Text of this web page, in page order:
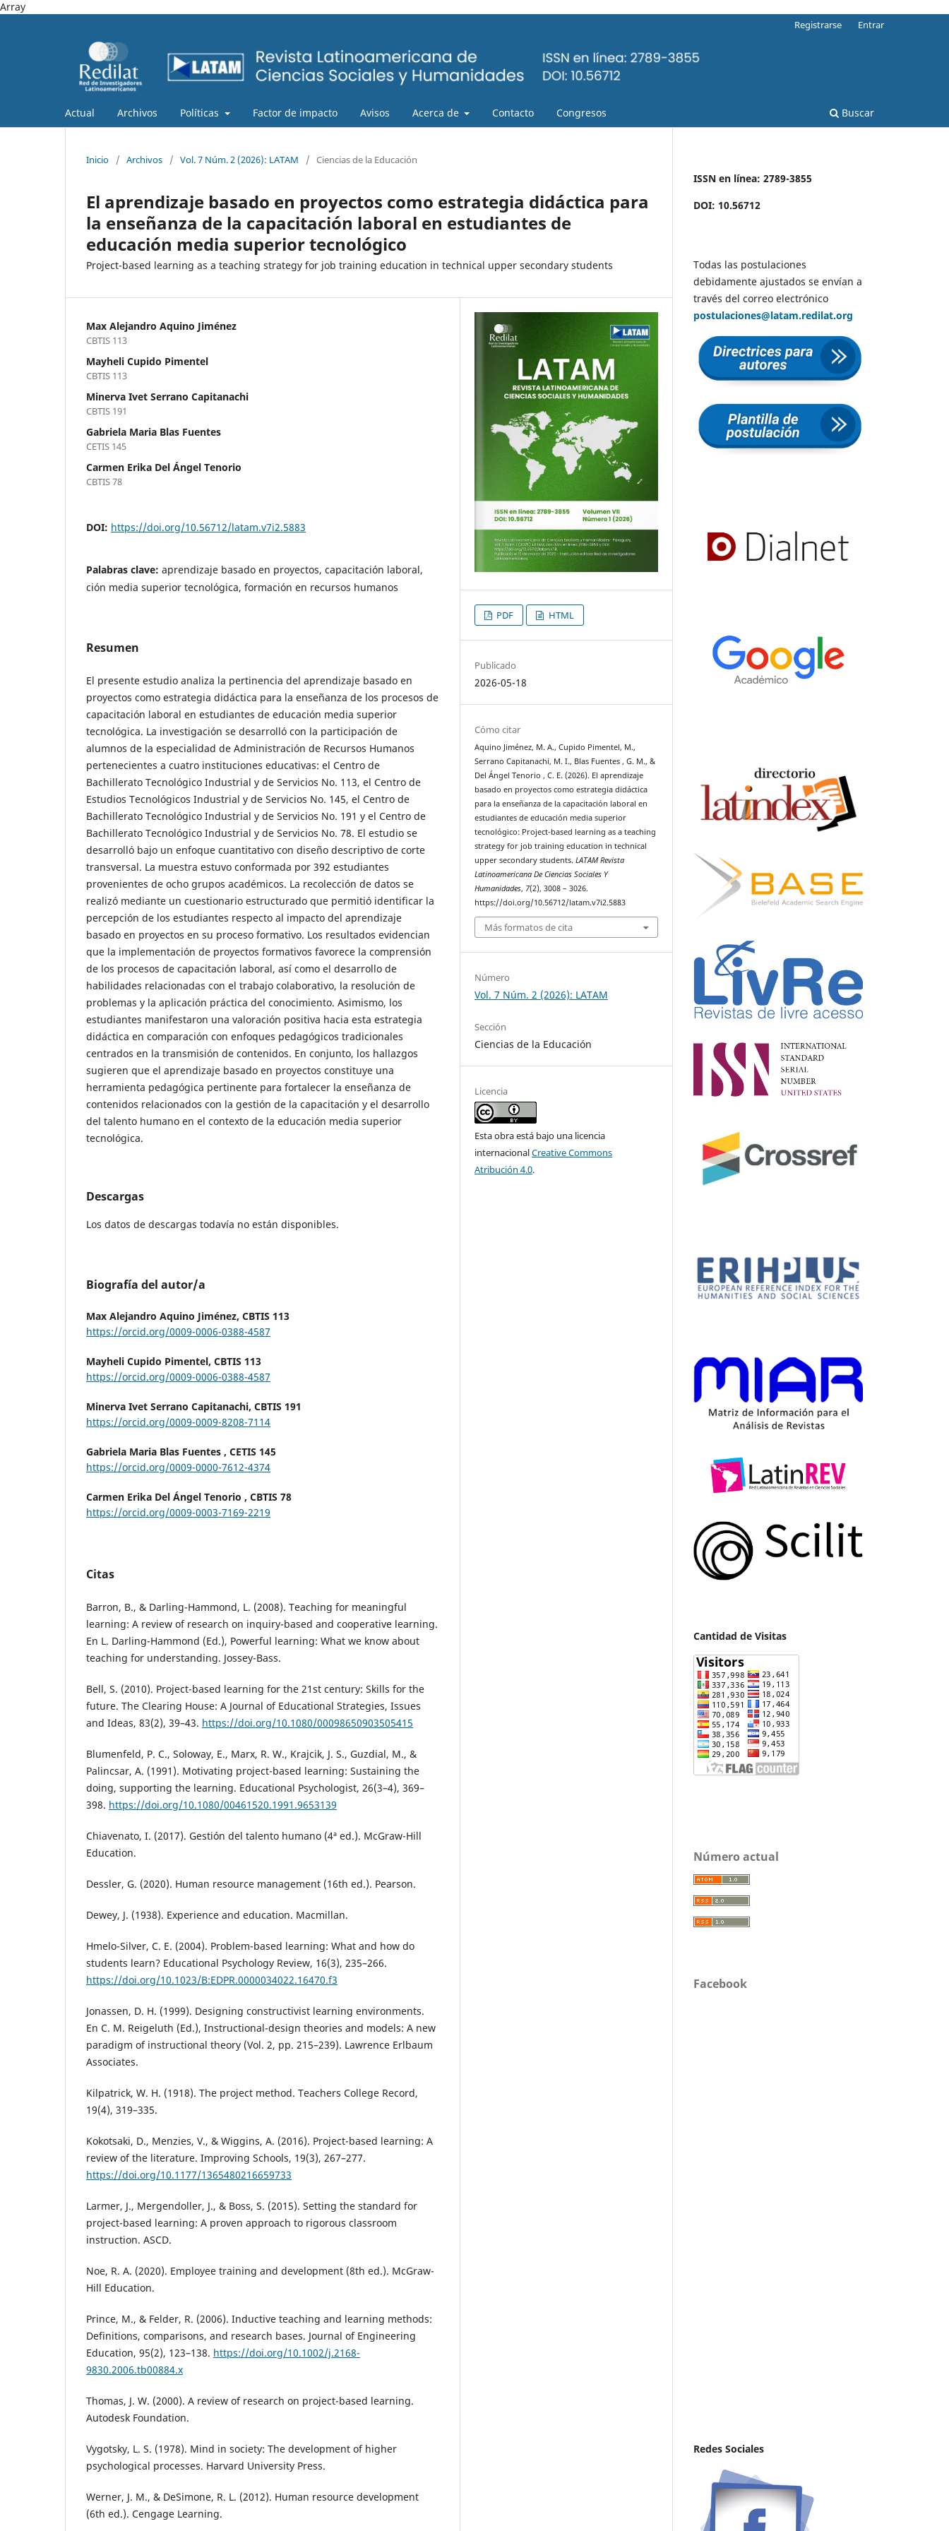
Array
Actual Archivos Políticas Factor de impacto Avisos Acerca de Contacto Congresos Buscar
Registrarse Entrar
Inicio / Archivos / Vol. 7 Núm. 2 (2026): LATAM / Ciencias de la Educación
El aprendizaje basado en proyectos como estrategia didáctica para
la enseñanza de la capacitación laboral en estudiantes de
educación media superior tecnológico
Project-based learning as a teaching strategy for job training education in technical upper secondary students
Max Alejandro Aquino Jiménez
CBTIS 113
Mayheli Cupido Pimentel
CBTIS 113
Minerva Ivet Serrano Capitanachi
CBTIS 191
Gabriela Maria Blas Fuentes
CETIS 145
Carmen Erika Del Ángel Tenorio
CBTIS 78
DOI: https://doi.org/10.56712/latam.v7i2.5883
Palabras clave: aprendizaje basado en proyectos, capacitación laboral,
ción media superior tecnológica, formación en recursos humanos
Resumen
El presente estudio analiza la pertinencia del aprendizaje basado en
proyectos como estrategia didáctica para la enseñanza de los procesos de
capacitación laboral en estudiantes de educación media superior
tecnológica. La investigación se desarrolló con la participación de
alumnos de la especialidad de Administración de Recursos Humanos
pertenecientes a cuatro instituciones educativas: el Centro de
Bachillerato Tecnológico Industrial y de Servicios No. 113, el Centro de
Estudios Tecnológicos Industrial y de Servicios No. 145, el Centro de
Bachillerato Tecnológico Industrial y de Servicios No. 191 y el Centro de
Bachillerato Tecnológico Industrial y de Servicios No. 78. El estudio se
desarrolló bajo un enfoque cuantitativo con diseño descriptivo de corte
transversal. La muestra estuvo conformada por 392 estudiantes
provenientes de ocho grupos académicos. La recolección de datos se
realizó mediante un cuestionario estructurado que permitió identificar la
percepción de los estudiantes respecto al impacto del aprendizaje
basado en proyectos en su proceso formativo. Los resultados evidencian
que la implementación de proyectos formativos favorece la comprensión
de los procesos de capacitación laboral, así como el desarrollo de
habilidades relacionadas con el trabajo colaborativo, la resolución de
problemas y la aplicación práctica del conocimiento. Asimismo, los
estudiantes manifestaron una valoración positiva hacia esta estrategia
didáctica en comparación con enfoques pedagógicos tradicionales
centrados en la transmisión de contenidos. En conjunto, los hallazgos
sugieren que el aprendizaje basado en proyectos constituye una
herramienta pedagógica pertinente para fortalecer la enseñanza de
contenidos relacionados con la gestión de la capacitación y el desarrollo
del talento humano en el contexto de la educación media superior
tecnológica.
Descargas
Los datos de descargas todavía no están disponibles.
Biografía del autor/a
Max Alejandro Aquino Jiménez, CBTIS 113
https://orcid.org/0009-0006-0388-4587
Mayheli Cupido Pimentel, CBTIS 113
https://orcid.org/0009-0006-0388-4587
Minerva Ivet Serrano Capitanachi, CBTIS 191
https://orcid.org/0009-0009-8208-7114
Gabriela Maria Blas Fuentes , CETIS 145
https://orcid.org/0009-0000-7612-4374
Carmen Erika Del Ángel Tenorio , CBTIS 78
https://orcid.org/0009-0003-7169-2219
Citas
Barron, B., & Darling-Hammond, L. (2008). Teaching for meaningful
learning: A review of research on inquiry-based and cooperative learning.
En L. Darling-Hammond (Ed.), Powerful learning: What we know about
teaching for understanding. Jossey-Bass.
Bell, S. (2010). Project-based learning for the 21st century: Skills for the
future. The Clearing House: A Journal of Educational Strategies, Issues
and Ideas, 83(2), 39–43. https://doi.org/10.1080/00098650903505415
Blumenfeld, P. C., Soloway, E., Marx, R. W., Krajcik, J. S., Guzdial, M., &
Palincsar, A. (1991). Motivating project-based learning: Sustaining the
doing, supporting the learning. Educational Psychologist, 26(3–4), 369–
398. https://doi.org/10.1080/00461520.1991.9653139
Chiavenato, I. (2017). Gestión del talento humano (4ª ed.). McGraw-Hill
Education.
Dessler, G. (2020). Human resource management (16th ed.). Pearson.
Dewey, J. (1938). Experience and education. Macmillan.
Hmelo-Silver, C. E. (2004). Problem-based learning: What and how do
students learn? Educational Psychology Review, 16(3), 235–266.
https://doi.org/10.1023/B:EDPR.0000034022.16470.f3
Jonassen, D. H. (1999). Designing constructivist learning environments.
En C. M. Reigeluth (Ed.), Instructional-design theories and models: A new
paradigm of instructional theory (Vol. 2, pp. 215–239). Lawrence Erlbaum
Associates.
Kilpatrick, W. H. (1918). The project method. Teachers College Record,
19(4), 319–335.
Kokotsaki, D., Menzies, V., & Wiggins, A. (2016). Project-based learning: A
review of the literature. Improving Schools, 19(3), 267–277.
https://doi.org/10.1177/1365480216659733
Larmer, J., Mergendoller, J., & Boss, S. (2015). Setting the standard for
project-based learning: A proven approach to rigorous classroom
instruction. ASCD.
Noe, R. A. (2020). Employee training and development (8th ed.). McGraw-
Hill Education.
Prince, M., & Felder, R. (2006). Inductive teaching and learning methods:
Definitions, comparisons, and research bases. Journal of Engineering
Education, 95(2), 123–138. https://doi.org/10.1002/j.2168-
9830.2006.tb00884.x
Thomas, J. W. (2000). A review of research on project-based learning.
Autodesk Foundation.
Vygotsky, L. S. (1978). Mind in society: The development of higher
psychological processes. Harvard University Press.
Werner, J. M., & DeSimone, R. L. (2012). Human resource development
(6th ed.). Cengage Learning.
PDF HTML
Publicado
2026-05-18
Cómo citar
Aquino Jiménez, M. A., Cupido Pimentel, M.,
Serrano Capitanachi, M. I., Blas Fuentes , G. M., &
Del Ángel Tenorio , C. E. (2026). El aprendizaje
basado en proyectos como estrategia didáctica
para la enseñanza de la capacitación laboral en
estudiantes de educación media superior
tecnológico: Project-based learning as a teaching
strategy for job training education in technical
upper secondary students.LATAM Revista
Latinoamericana De Ciencias Sociales Y
Humanidades, 7(2), 3008 – 3026.
https://doi.org/10.56712/latam.v7i2.5883
Más formatos de cita
Número
Vol. 7 Núm. 2 (2026): LATAM
Sección
Ciencias de la Educación
Licencia
Esta obra está bajo una licencia
internacionalCreative Commons
Atribución 4.0.
ISSN en línea: 2789-3855
DOI: 10.56712
Todas las postulaciones
debidamente ajustados se envían a
través del correo electrónico
postulaciones@latam.redilat.org
Cantidad de Visitas
Número actual
Facebook
Redes Sociales